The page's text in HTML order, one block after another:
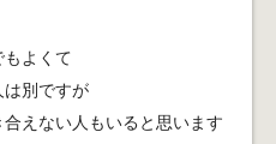
もよくて
は別ですが
えない人もいると思います